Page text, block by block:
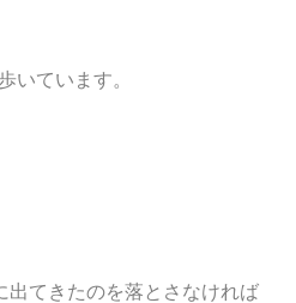
いています。
出てきたのを落とさなければ